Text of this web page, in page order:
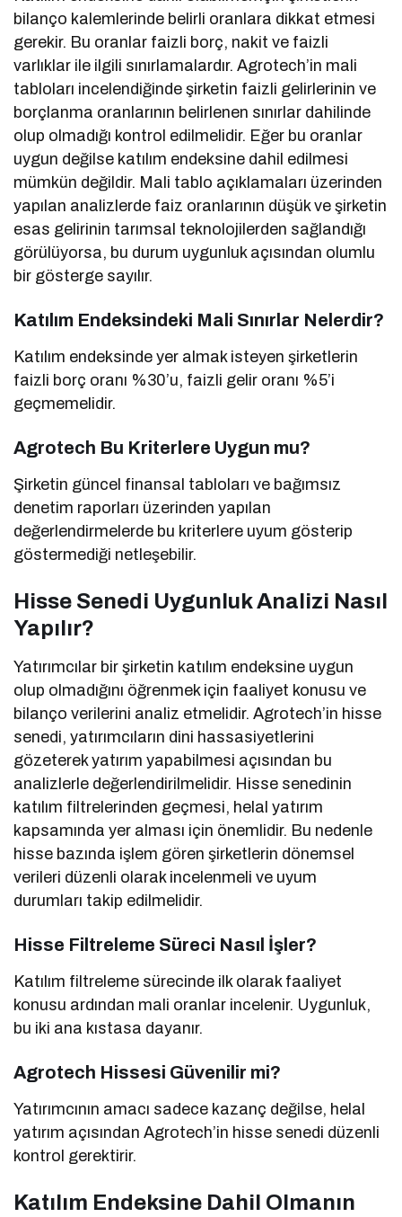
bilanço kalemlerinde belirli oranlara dikkat etmesi
gerekir. Bu oranlar faizli borç, nakit ve faizli
varlıklar ile ilgili sınırlamalardır. Agrotech’in mali
tabloları incelendiğinde şirketin faizli gelirlerinin ve
borçlanma oranlarının belirlenen sınırlar dahilinde
olup olmadığı kontrol edilmelidir. Eğer bu oranlar
uygun değilse katılım endeksine dahil edilmesi
mümkün değildir. Mali tablo açıklamaları üzerinden
yapılan analizlerde faiz oranlarının düşük ve şirketin
esas gelirinin tarımsal teknolojilerden sağlandığı
görülüyorsa, bu durum uygunluk açısından olumlu
bir gösterge sayılır.
Katılım Endeksindeki Mali Sınırlar Nelerdir?
Katılım endeksinde yer almak isteyen şirketlerin
faizli borç oranı %30’u, faizli gelir oranı %5’i
geçmemelidir.
Agrotech Bu Kriterlere Uygun mu?
Şirketin güncel finansal tabloları ve bağımsız
denetim raporları üzerinden yapılan
değerlendirmelerde bu kriterlere uyum gösterip
göstermediği netleşebilir.
Hisse Senedi Uygunluk Analizi Nasıl
Yapılır?
Yatırımcılar bir şirketin katılım endeksine uygun
olup olmadığını öğrenmek için faaliyet konusu ve
bilanço verilerini analiz etmelidir. Agrotech’in hisse
senedi, yatırımcıların dini hassasiyetlerini
gözeterek yatırım yapabilmesi açısından bu
analizlerle değerlendirilmelidir. Hisse senedinin
katılım filtrelerinden geçmesi, helal yatırım
kapsamında yer alması için önemlidir. Bu nedenle
hisse bazında işlem gören şirketlerin dönemsel
verileri düzenli olarak incelenmeli ve uyum
durumları takip edilmelidir.
Hisse Filtreleme Süreci Nasıl İşler?
Katılım filtreleme sürecinde ilk olarak faaliyet
konusu ardından mali oranlar incelenir. Uygunluk,
bu iki ana kıstasa dayanır.
Agrotech Hissesi Güvenilir mi?
Yatırımcının amacı sadece kazanç değilse, helal
yatırım açısından Agrotech’in hisse senedi düzenli
kontrol gerektirir.
Katılım Endeksine Dahil Olmanın